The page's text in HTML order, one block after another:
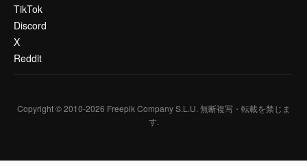
TikTok
Discord
X
Reddit
Copyright © 2010-2026 Freepik Company S.L.U. 無断複写・転載を禁じま
す.